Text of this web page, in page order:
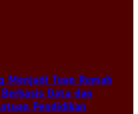
Menjadi Tuan Rumah
Data dan
Pendidikan